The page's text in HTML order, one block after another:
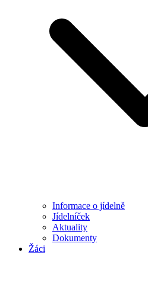
Informace o jídelně
Jídelníček
Aktuality
Dokumenty
Žáci